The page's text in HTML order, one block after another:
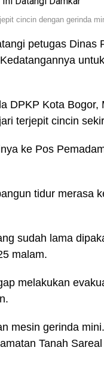
cincin dengan gerinda
petugas Dinas
DPKP Kota Bogor,
terjepit cincin
ke Pos
tidur merasa
sudah lama
malam.
melakukan
mesin gerinda
Tanah